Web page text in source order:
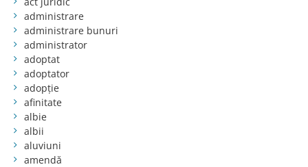
administrare
administrare bunuri
administrator
adoptat
adoptator
adopție
afinitate
albie
albii
aluviuni
amendă